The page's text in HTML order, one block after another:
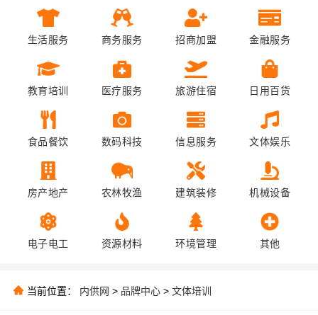
生活服务 商务服务 招商加盟 金融服务
教育培训 医疗服务 旅游住宿 日用百货
食品餐饮 数码科技 信息服务 文体娱乐
房产地产 农林牧渔 建筑装修 机械设备
电子电工 资源材料 环境管理 其他
当前位置： 内供网 > 品牌中心 > 文体培训